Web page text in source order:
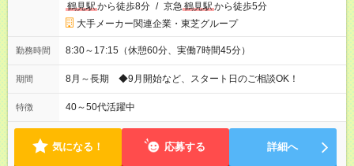
鶴見駅から徒歩8分 / 京急 鶴見駅から徒歩5分
大手メーカー関連企業・東芝グループ
勤務時間 8:30～17:15（休憩60分、実働7時間45分）
期間 8月～長期 ◆9月開始など、スタート日のご相談OK！
特徴 40～50代活躍中
気になる！ 応募する 詳細へ